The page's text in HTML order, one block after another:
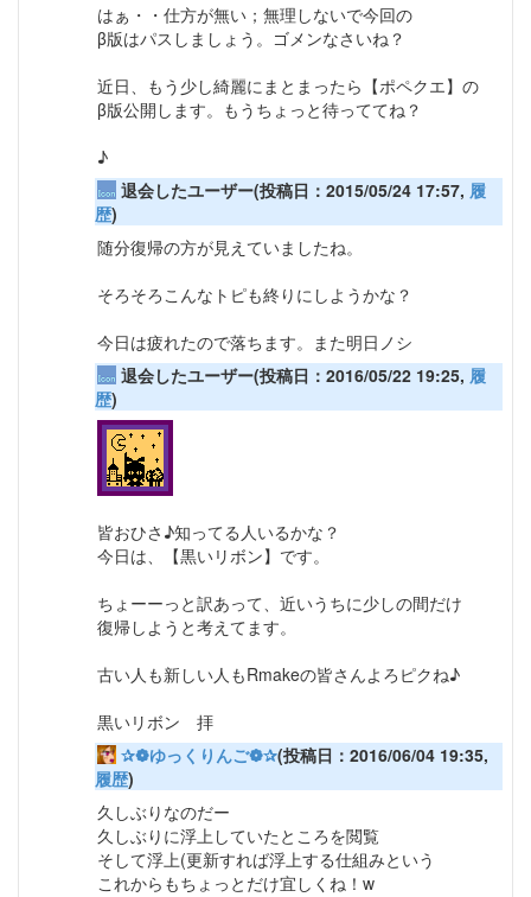
はぁ・・仕方が無い；無理しないで今回の
β版はパスしましょう。ゴメンなさいね？
近日、もう少し綺麗にまとまったら【ポペクエ】の
β版公開します。もうちょっと待っててね？
♪
退会したユーザー(投稿日：2015/05/24 17:57, 履
歴)
随分復帰の方が見えていましたね。
そろそろこんなトピも終りにしようかな？
今日は疲れたので落ちます。また明日ノシ
退会したユーザー(投稿日：2016/05/22 19:25, 履
歴)
皆おひさ♪知ってる人いるかな？
今日は、【黒いリボン】です。
ちょーーっと訳あって、近いうちに少しの間だけ
復帰しようと考えてます。
古い人も新しい人もRmakeの皆さんよろピクね♪
黒いリボン 拝
✰❁ゆっくりんご❁✰(投稿日：2016/06/04 19:35,
履歴)
久しぶりなのだー
久しぶりに浮上していたところを閲覧
そして浮上(更新すれば浮上する仕組みという
これからもちょっとだけ宜しくね！w